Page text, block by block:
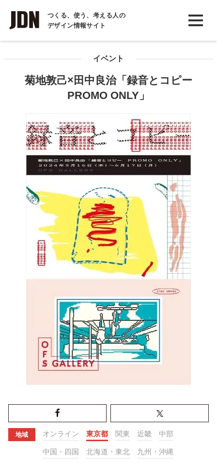
つくる、使う、考える人の
デザイン情報サイト
INTERVIEW
インタビュー
COLUMN
イベント
菊地敦己×田中良治「録音とコピー
PROMO ONLY」
地域 オンライン 東京都 関東 近畿 中部
中国・四国 北海道・東北 九州・沖縄